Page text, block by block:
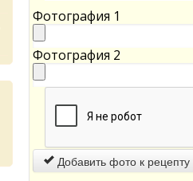
Фотография 1
Фотография 2
Добавить фото к рецепту